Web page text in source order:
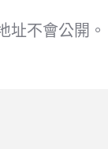
址不會公開。